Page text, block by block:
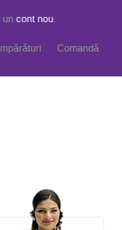
un cont nou
Comandă